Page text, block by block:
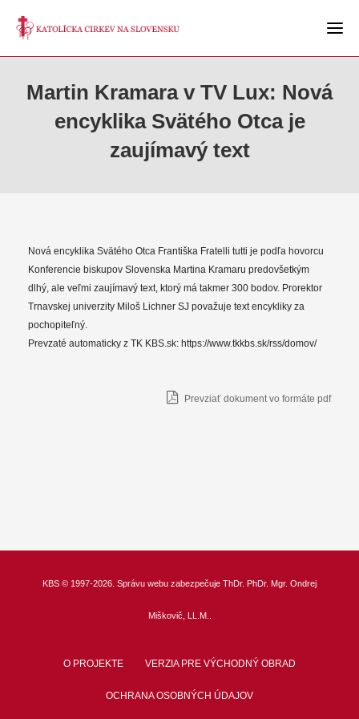
Martin Kramara v TV Lux: Nová
encyklika Svätého Otca je
zaujímavý text
Nová encyklika Svätého Otca Františka Fratelli tutti je podľa hovorcu
Konferencie biskupov Slovenska Martina Kramaru predovšetkým
dlhý, ale veľmi zaujímavý text, ktorý má takmer 300 bodov. Prorektor
Trnavskej univerzity Miloš Lichner SJ považuje text encykliky za
pochopiteľný.
Prevzaté automaticky z TK KBS.sk: https://www.tkkbs.sk/rss/domov/
Prevziať dokument vo formáte pdf
KBS © 1997-2026. Správu webu zabezpečuje ThDr. PhDr. Mgr. Ondrej
Miškovič, LL.M.
O PROJEKTE VERZIA PRE VÝCHODNÝ OBRAD
OCHRANA OSOBNÝCH ÚDAJOV